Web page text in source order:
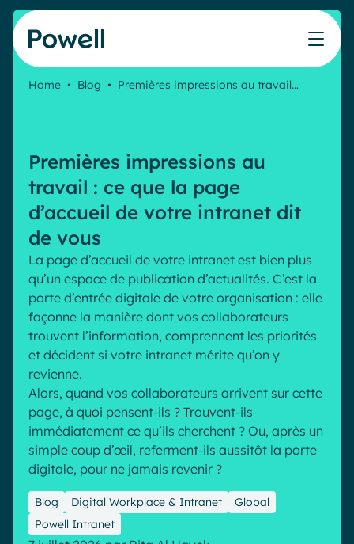
Skip to content
Communication interne
Ressources Humaines
Industries
Service public
Pharma & Santé
Banque & Finance
Industrie
ProduitsPowell Governance
Les cas d'usage
Communication interne
Knowledge Management
Engagement employés
Plateforme connectée
IA Digital Workplace augmentée
Hub digital
Toutes nos fonctionnalités
Analytique
Personnalisation & design
IA générative
Partenaires
Devenir partenaire
Microsoft x Powell = ♡
Partenaire Microsoft
Partenaire Bleu
Tarification
Nos clients
Notre accompagnement
Resources
Évaluer mon intranet
Blog
Evénements
Webinaires
Livres blancs
English FrançaisDeutsch
Home • Blog • Premières impressions au travail…
Premières impressions au
travail : ce que la page
d’accueil de votre intranet dit
de vous
La page d’accueil de votre intranet est bien plus
qu’un espace de publication d’actualités. C’est la
porte d’entrée digitale de votre organisation : elle
façonne la manière dont vos collaborateurs
trouvent l’information, comprennent les priorités
et décident si votre intranet mérite qu’on y
revienne.
Alors, quand vos collaborateurs arrivent sur cette
page, à quoi pensent-ils ? Trouvent-ils
immédiatement ce qu’ils cherchent ? Ou, après un
simple coup d’œil, referment-ils aussitôt la porte
digitale, pour ne jamais revenir ?
Blog Digital Workplace & Intranet
Global
Powell Intranet